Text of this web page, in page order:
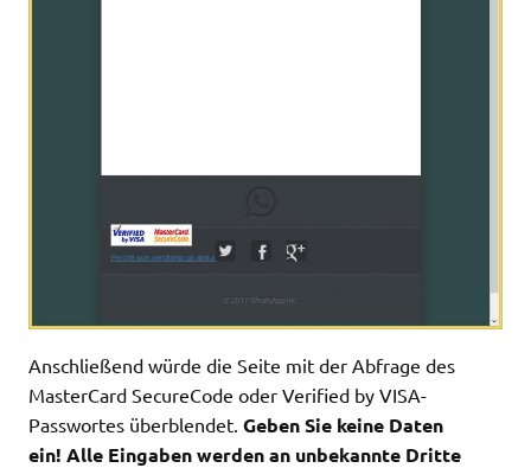
Anschließend würde die Seite mit der Abfrage des
MasterCard SecureCode oder Verified by VISA-
Passwortes überblendet. Geben Sie keine Daten
ein! Alle Eingaben werden an unbekannte Dritte